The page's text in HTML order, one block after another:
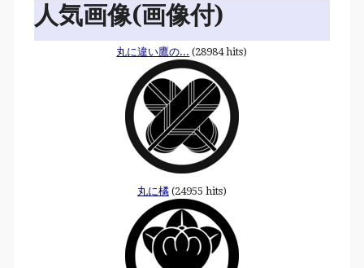
人気画像(画像付)
丸に違い鷹の... (28984 hits)
丸に橘(24955 hits)